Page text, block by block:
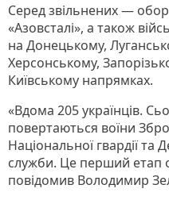
Серед звільнених —
«Азовсталі», а також
на Донецькому,
Херсонському,
Київському напрямках.
«Вдома 205 українців.
повертаються воїни
Національної гвардії
служби. Це перший етап
повідомив Володимир